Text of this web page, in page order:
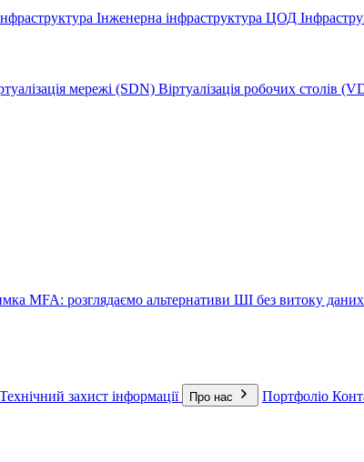
Інженерна інфраструктура ЦОД
мережі (SDN) Віртуалізація робочих столів
MFA: розглядаємо альтернативи ШІ без витоку
Технічний захист інформації Про нас Портфоліо